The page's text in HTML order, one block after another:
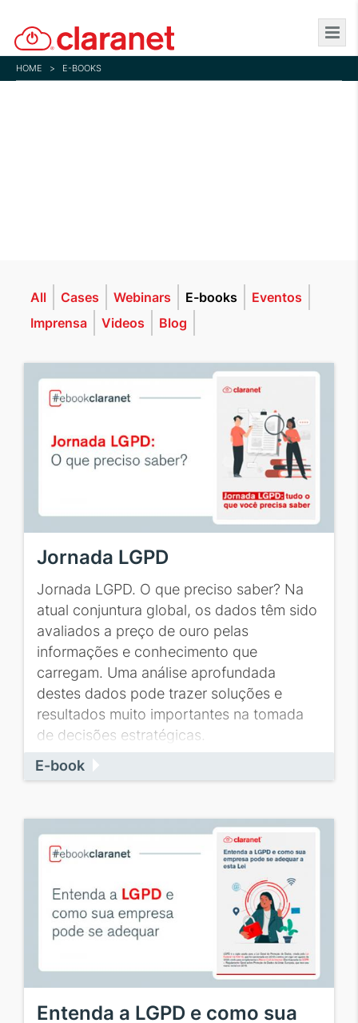
to
main
content
HOME > E-BOOKS
E-Books
All Cases Webinars E-books
Eventos
Imprensa
Videos Blog
Jornada LGPD
Jornada LGPD. O que preciso saber? Na
atual conjuntura global, os dados têm sido
avaliados a preço de ouro pelas
informações e conhecimento que
carregam. Uma análise aprofundada
destes dados pode trazer soluções e
resultados muito importantes na tomada
de decisões estratégicas.
E-book
Entenda a LGPD e como sua